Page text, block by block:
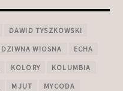
DAWID TYSZKOWSKI
DZIWNA WIOSNA ECHA
KOLORY KOLUMBIA
MJUT MYCODA